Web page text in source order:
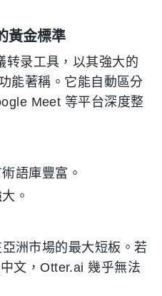
黃金標準
转录工具，以其強大的
能著稱。它能自動區分
Meet 等平台深度整
語庫豐富。
。
洲市場的最大短板。若
文，Otter.ai 幾乎無法